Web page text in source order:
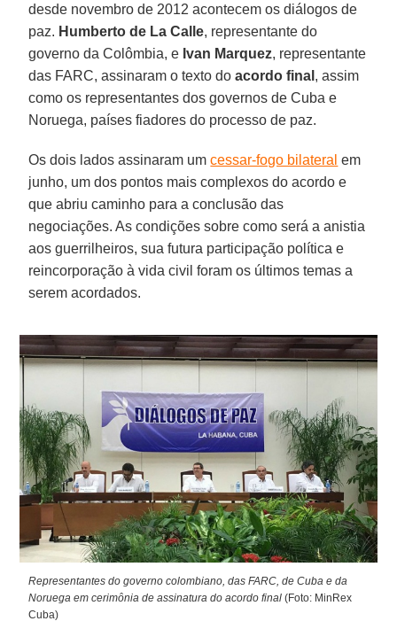
desde novembro de 2012 acontecem os diálogos de
paz. Humberto de La Calle, representante do
governo da Colômbia, e Ivan Marquez, representante
das FARC, assinaram o texto doacordo final , assim
como os representantes dos governos de Cuba e
Noruega, países fiadores do processo de paz.
Os dois lados assinaram umcessar-fogo bilateral em
junho, um dos pontos mais complexos do acordo e
que abriu caminho para a conclusão das
negociações. As condições sobre como será a anistia
aos guerrilheiros, sua futura participação política e
reincorporação à vida civil foram os últimos temas a
serem acordados.
Representantes do governo colombiano, das FARC, de Cuba e da
Noruega em cerimônia de assinatura do acordo final (Foto: MinRex
Cuba)